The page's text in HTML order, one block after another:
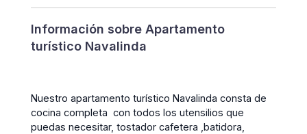
Información sobre Apartamento
turístico Navalinda
Nuestro apartamento turístico Navalinda consta de
cocina completa con todos los utensilios que
puedas necesitar, tostador cafetera ,batidora,